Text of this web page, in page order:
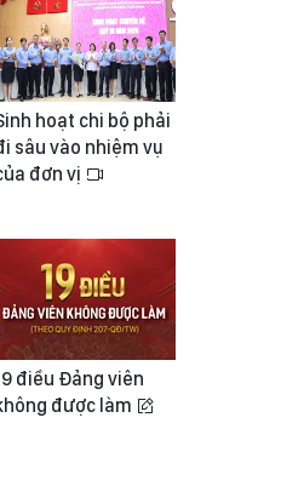
hoạt chi bộ phải
sâu vào nhiệm vụ
đơn vị
điều Đảng viên
được làm